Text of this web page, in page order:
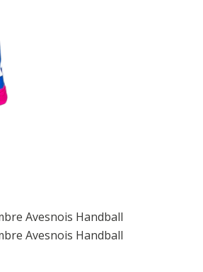
Avesnois Handball
Avesnois Handball